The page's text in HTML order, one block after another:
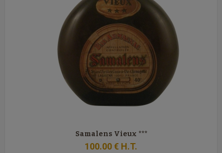
Samalens Vieux ***
100.00€ H.T.